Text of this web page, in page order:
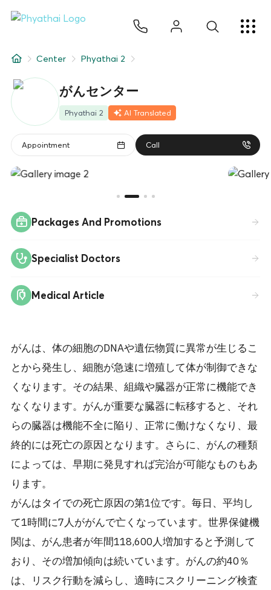
について
Hospital Locations
Center Phyathai 2
がんセンター
Phyathai 2 AI Translated
Appointment Call
Packages And Promotions
Specialist Doctors
Medical Article
がんは、体の細胞のDNAや遺伝物質に異常が生じるこ
とから発生し、細胞が急速に増殖して体が制御できな
くなります。その結果、組織や臓器が正常に機能でき
なくなります。がんが重要な臓器に転移すると、それ
らの臓器は機能不全に陥り、正常に働けなくなり、最
終的には死亡の原因となります。さらに、がんの種類
によっては、早期に発見すれば完治が可能なものもあ
ります。
がんはタイでの死亡原因の第1位です。毎日、平均し
て1時間に7人ががんで亡くなっています。世界保健機
関は、がん患者が年間118,600人増加すると予測して
おり、その増加傾向は続いています。がんの約40％
は、リスク行動を減らし、適時にスクリーニング検査